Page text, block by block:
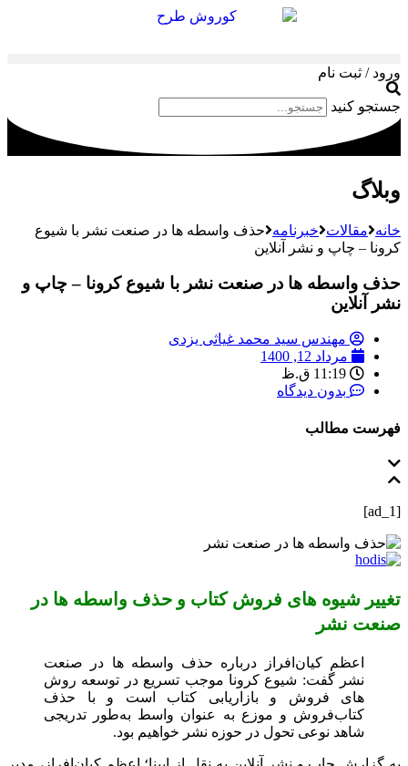
ورود / ثبت نام
جستجو کنید
وبلاگ
خانه مقالات خبرنامه حذف واسطه ها در صنعت نشر با شیوع
کرونا – چاپ و نشر آنلاین
حذف واسطه ها در صنعت نشر با شیوع کرونا – چاپ و
نشر آنلاین
مهندس سید محمد غیاثی یزدی
مرداد 12, 1400
11:19 ق.ظ
بدون دیدگاه
فهرست مطالب
[ad_1]
تغییر شیوه‌‌ های فروش کتاب و حذف واسطه ها در
صنعت نشر
اعظم کیان‌افراز درباره حذف واسطه ها در صنعت
نشر گفت: شیوع کرونا موجب تسریع در توسعه روش‌
های فروش و بازار‌یابی کتاب است و با حذف
کتاب‌فروش و موزع به‌ عنوان واسط به‌طور تدریجی
شاهد نوعی تحول در حوزه نشر خواهیم بود.